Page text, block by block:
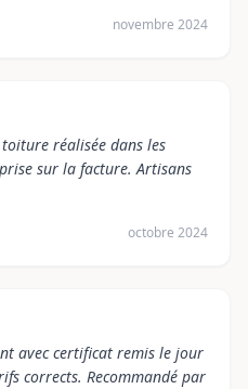
novembre 2024
réalisée dans les
sur la facture. Artisans
octobre 2024
avec certificat remis le jour
corrects. Recommandé par